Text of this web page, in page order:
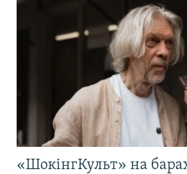
«ШокінгКульт» на